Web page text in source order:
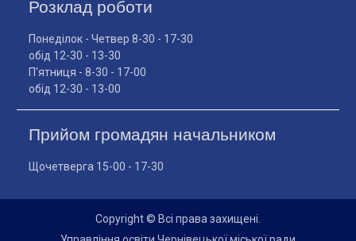
Розклад роботи
Понеділок - Четвер 8-30 - 17-30
обід 12-30 - 13-30
П'ятниця - 8-30 - 17-00
обід 12-30 - 13-00
Прийом громадян начальником
Щочетверга 15-00 - 17-30
Copyright © Всі права захищені.